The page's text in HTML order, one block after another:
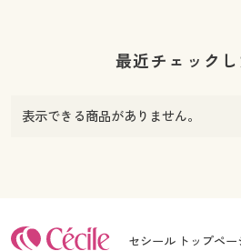
最近チェック
表示できる商品がありません。
セシール トップペー